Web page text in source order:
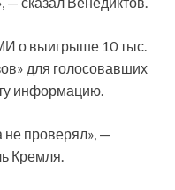
о выигрыше 10 тыс.
для голосовавших
информацию.
не проверял», —
Кремля.